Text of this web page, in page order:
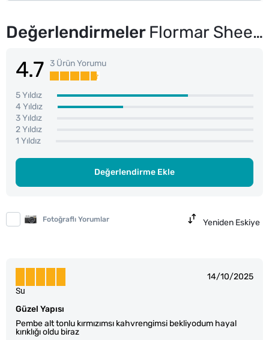
Değerlendirmeler Flormar Sheer Up Ruj No: 015 Go For Bordeaux
4.7 3 Ürün Yorumu
5 Yıldız
4 Yıldız
3 Yıldız
2 Yıldız
1 Yıldız
Değerlendirme Ekle
Fotoğraflı Yorumlar Yeniden Eskiye
14/10/2025
Güzel Yapısı
Pembe alt tonlu kırmızımsı kahvrengimsi bekliyodum hayal
kırıklığı oldu biraz
Su